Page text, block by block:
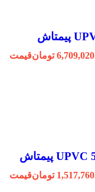
6,709,020 تومانقیمت
1,517,760 تومانقیمت